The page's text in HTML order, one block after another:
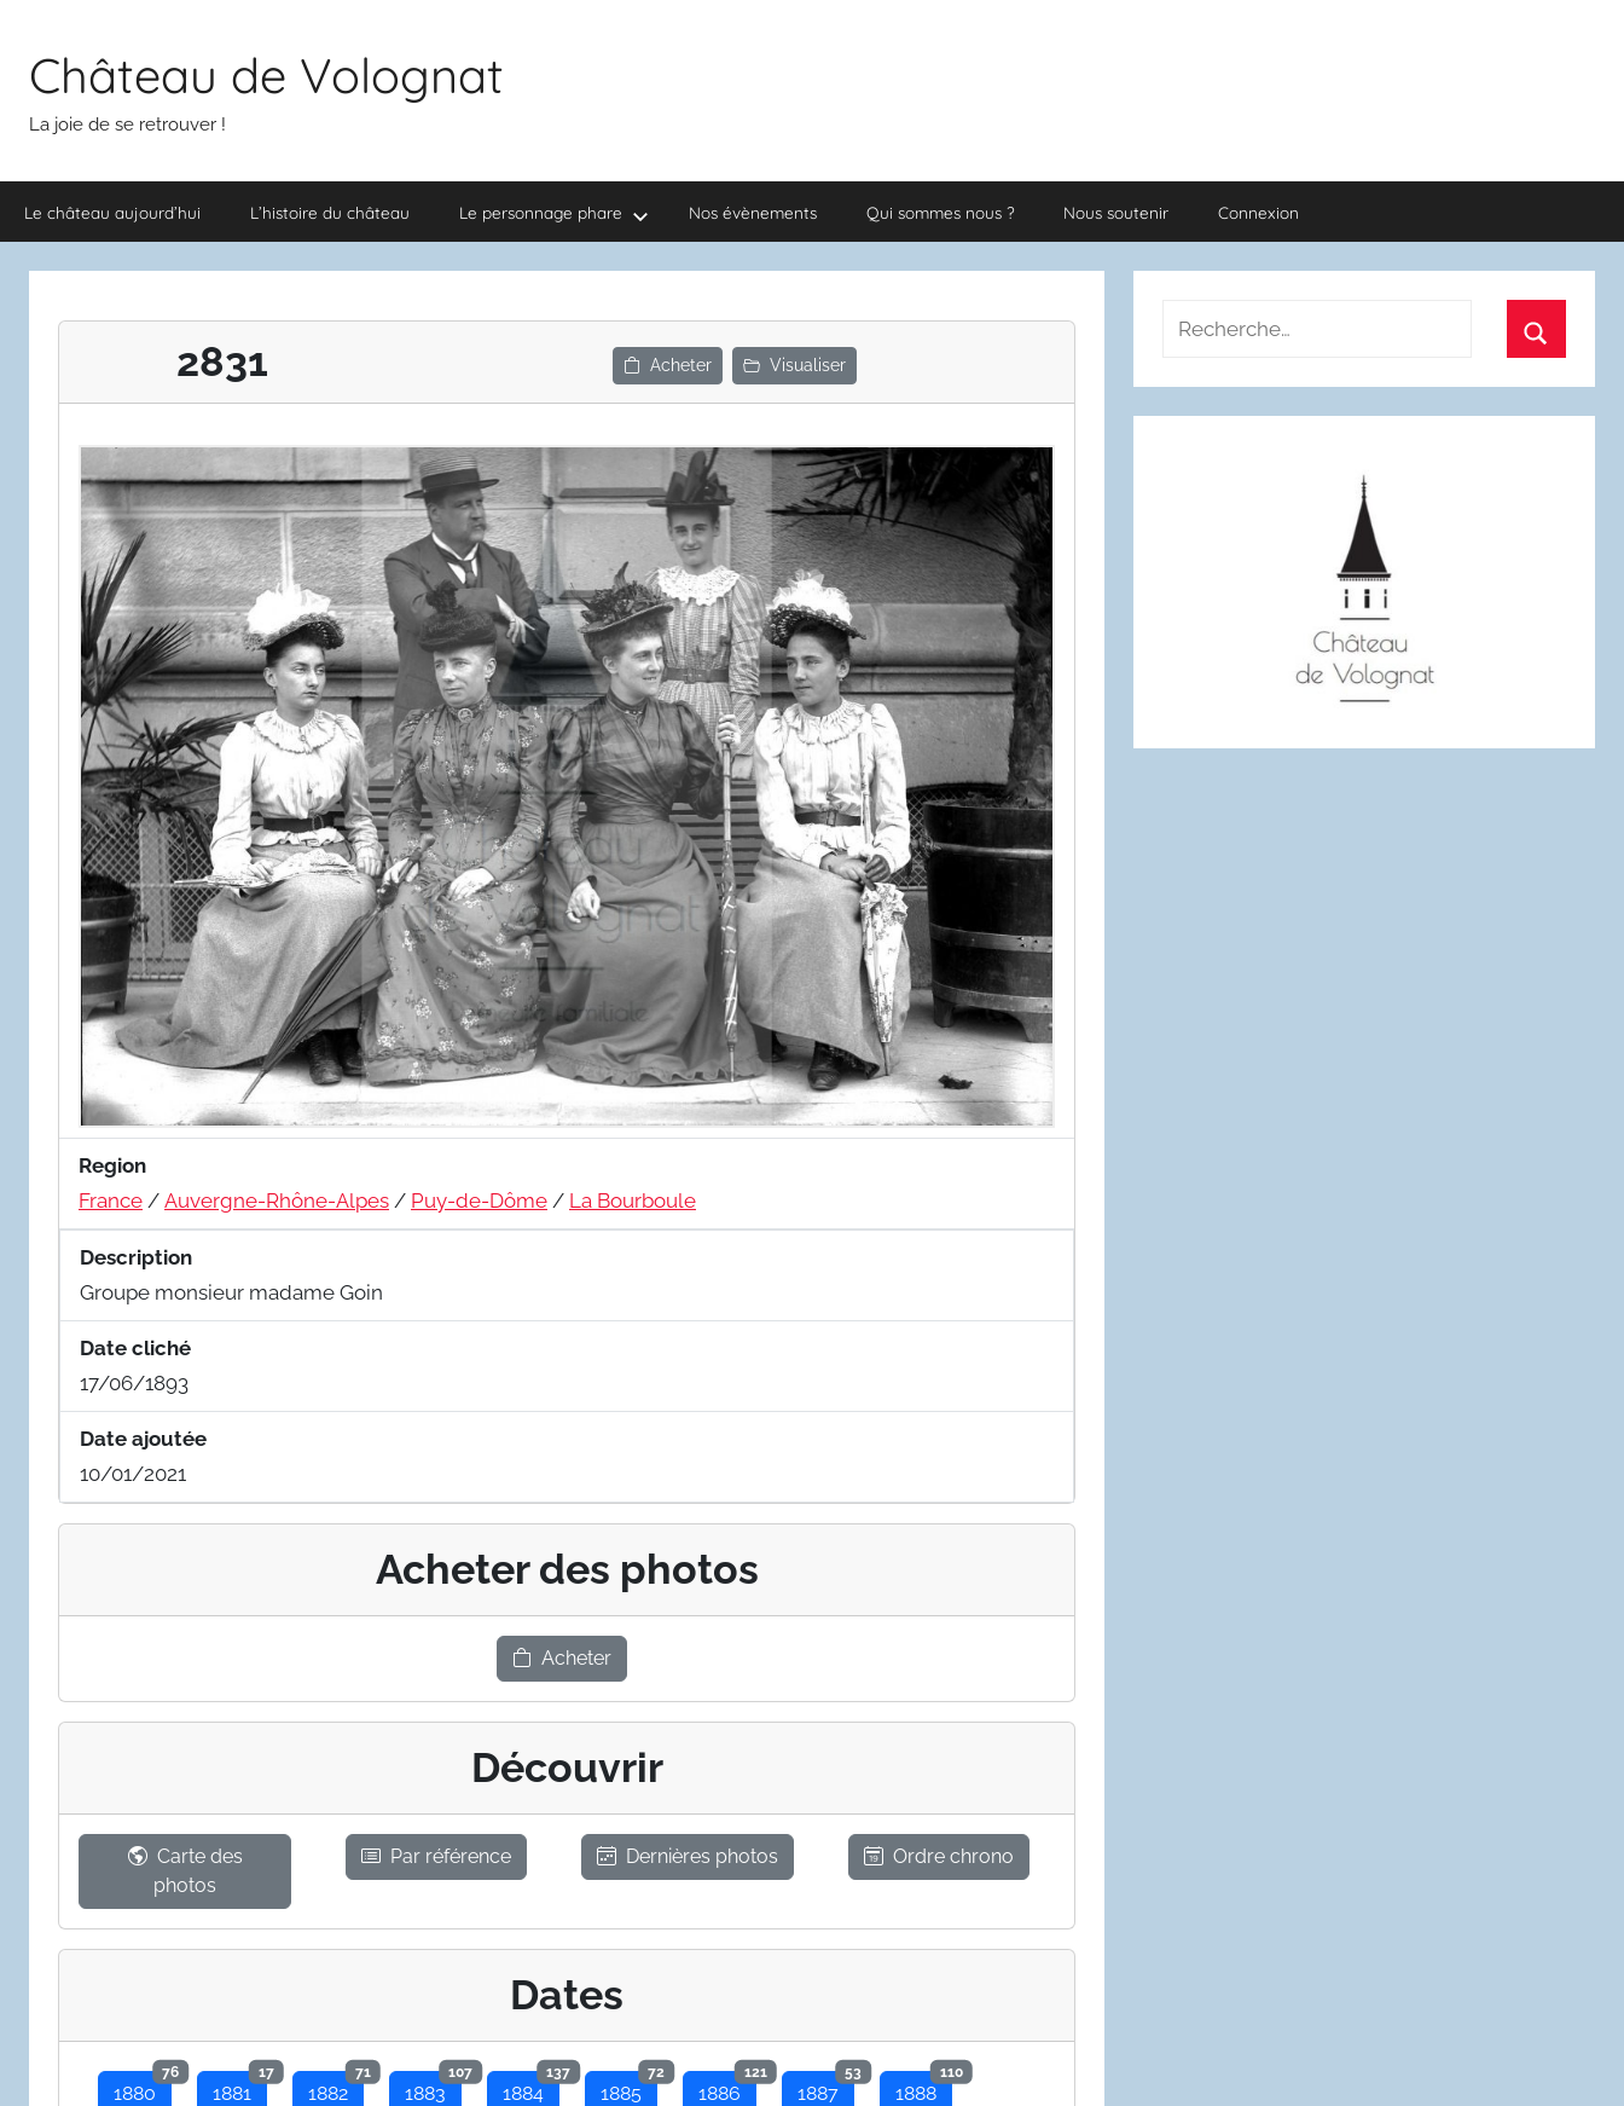
contenuChâteau de Volognat
La joie de se retrouver !
Le château aujourd’hui L’histoire du château Le personnage phare Nos évènements Qui sommes nous ? Nous soutenir Connexion
2831 Acheter Visualiser
Region
France / Auvergne-Rhône-Alpes / Puy-de-Dôme / La Bourboule
Description
Groupe monsieur madame Goin
Date cliché
17/06/1893
Date ajoutée
10/01/2021
Acheter des photos
Acheter
Découvrir
Carte des
photos
Par référence Dernières photos Ordre chrono
Dates
1880
76
1881
17
1882
71
1883
107
1884
137
1885
72
1886
121
1887
53
1888
110
Recherche
: